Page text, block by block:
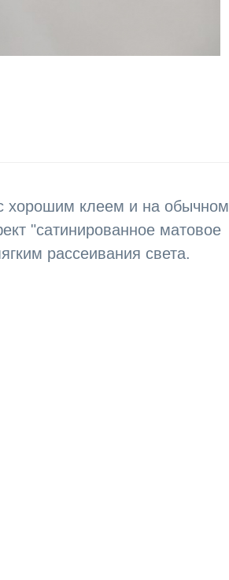
хорошим клеем и на обычном
"сатинированное матовое
рассеивания света.